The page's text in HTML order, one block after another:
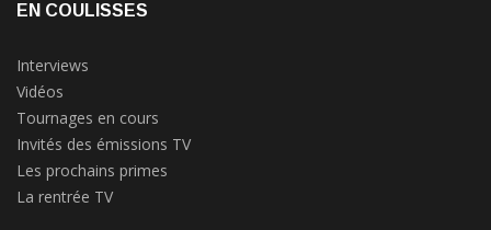
EN COULISSES
Interviews
Vidéos
Tournages en cours
Invités des émissions TV
Les prochains primes
La rentrée TV